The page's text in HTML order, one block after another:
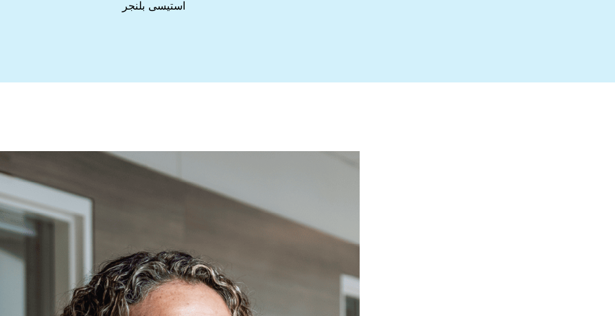
استیسی بلنجر